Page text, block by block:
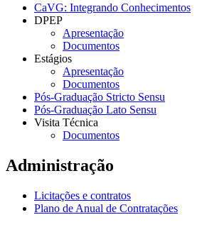
CaVG: Integrando Conhecimentos
DPEP
Apresentação
Documentos
Estágios
Apresentação
Documentos
Pós-Graduação Stricto Sensu
Pós-Graduação Lato Sensu
Visita Técnica
Documentos
Administração
Licitações e contratos
Plano de Anual de Contratações